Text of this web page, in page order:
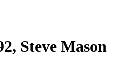
Steve Mason